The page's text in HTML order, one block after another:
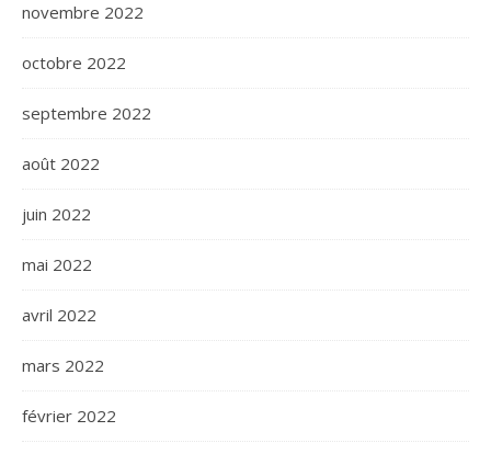
novembre 2022
octobre 2022
septembre 2022
août 2022
juin 2022
mai 2022
avril 2022
mars 2022
février 2022